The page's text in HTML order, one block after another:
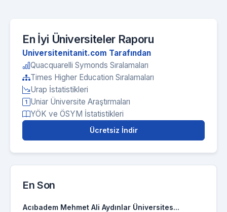
En İyi Üniversiteler Raporu
Universitenitanit.com Tarafından
Quacquarelli Symonds Sıralamaları
Times Higher Education Sıralamaları
Urap İstatistikleri
Uniar Üniversite Araştırmaları
YÖK ve ÖSYM İstatistikleri
Ücretsiz İndir
En Son
Acıbadem Mehmet Ali Aydınlar Üniversites...